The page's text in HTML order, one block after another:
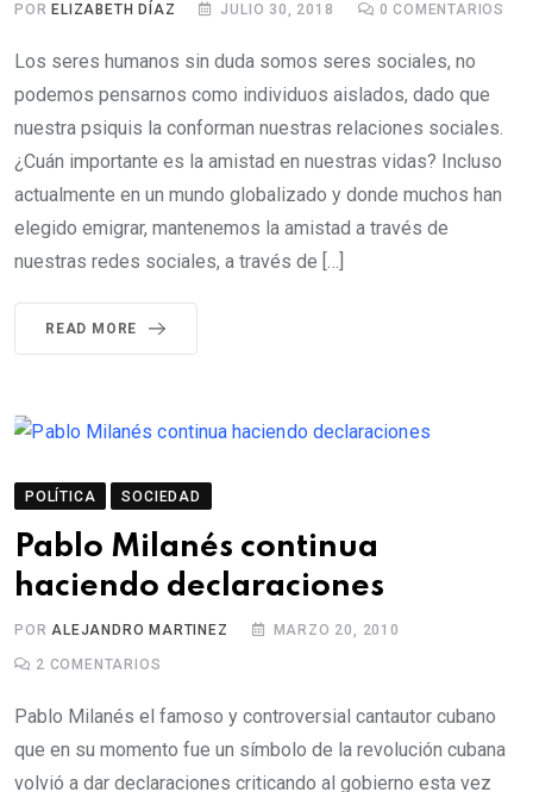
POR ELIZABETH DÍAZ JULIO 30, 2018 0 COMENTARIOS
Los seres humanos sin duda somos seres sociales, no
podemos pensarnos como individuos aislados, dado que
nuestra psiquis la conforman nuestras relaciones sociales.
¿Cuán importante es la amistad en nuestras vidas? Incluso
actualmente en un mundo globalizado y donde muchos han
elegido emigrar, mantenemos la amistad a través de
nuestras redes sociales, a través de […]
READ MORE
POLÍTICA SOCIEDAD
Pablo Milanés continua
haciendo declaraciones
POR ALEJANDRO MARTINEZ MARZO 20, 2010
2 COMENTARIOS
Pablo Milanés el famoso y controversial cantautor cubano
que en su momento fue un símbolo de la revolución cubana
volvió a dar declaraciones criticando al gobierno esta vez